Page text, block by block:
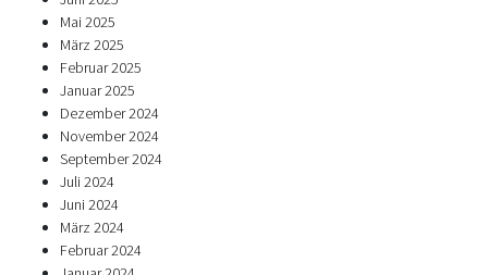
Mai 2025
März 2025
Februar 2025
Januar 2025
Dezember 2024
November 2024
September 2024
Juli 2024
Juni 2024
März 2024
Februar 2024